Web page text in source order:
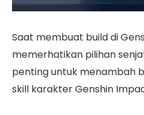
Saat membuat build di
memerhatikan pilihan
penting untuk menambah
skill karakter Genshin